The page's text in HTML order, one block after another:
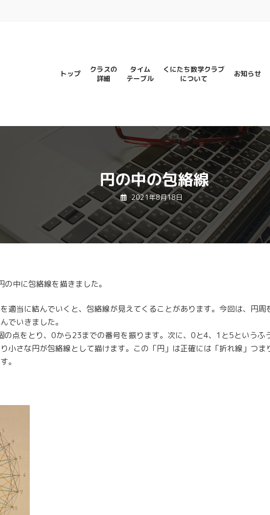
トップ
クラスの
詳細
タイム
テーブル
くにたち数学クラブ
について
お知らせ
円の中の包絡線
2021年8月18日
中に包絡線を描きました。
適当に結んでいくと、包絡線が見えてくることがあります。今回は、円
でいきました。
点をとり、0から23までの番号を振ります。次に、0と4、1と5というふ
小さな円が包絡線として描けます。この「円」は正確には「折れ線」つ
。